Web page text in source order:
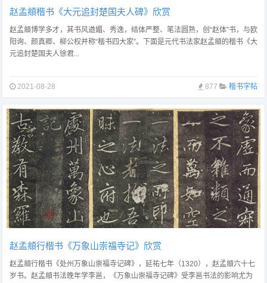
赵孟頫楷书《大元追封楚国夫人碑》欣赏
赵孟頫博学多才，其书风遒媚、秀逸，结体严整、笔法圆熟，创“赵体”书，与欧
阳询、颜真卿、柳公权并称“楷书四大家”。下面是元代书法家赵孟頫的楷书《大
元追封楚国夫人徐君...
2021-08-28 877 楷书字帖
赵孟頫行楷书《万象山崇福寺记》欣赏
赵孟頫行楷书《处州万象山崇福寺记碑》，延祐七年（1320），赵孟頫六十七
岁书。赵孟頫书法晚年学李邕，《万象山崇福寺记碑》受李邕书法的影响尤为